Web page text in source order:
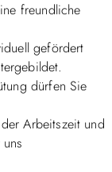
freundliche
gefördert
dürfen Sie
Arbeitszeit und